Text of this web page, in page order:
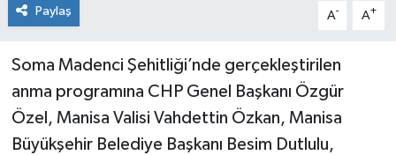
Paylaş A- A+
Soma Madenci Şehitliği’nde gerçekleştirilen
anma programına CHP Genel Başkanı Özgür
Özel, Manisa Valisi Vahdettin Özkan, Manisa
Büyükşehir Belediye Başkanı Besim Dutlulu,